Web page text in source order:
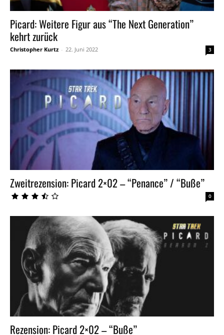
Picard: Weitere Figur aus “The Next Generation”
kehrt zurück
Christopher Kurtz - 22. Juni 2022 3
Zweitrezension: Picard 2×02 – “Penance” / “Buße”
0
Rezension: Picard 2×02 – “Buße”